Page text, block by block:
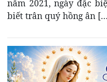
năm 2021, ngày đặc
biết trân quý hồng ân